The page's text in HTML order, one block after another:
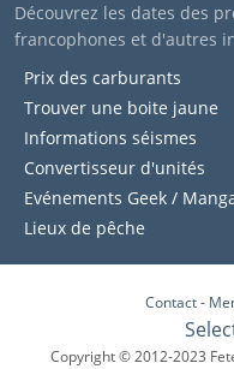
Découvrez les dates des
francophones et d'autres
Prix des carburants
Trouver une boite jaune
Informations séismes
Convertisseur d'unités
Evénements Geek /
Lieux de pêche
Contact-
Copyright © 2012-2023